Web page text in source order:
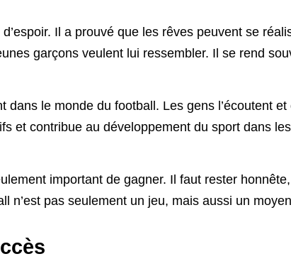
Il a prouvé que les rêves peuvent se
garçons veulent lui ressembler. Il se rend
dans le monde du football. Les gens l’écoutent
et contribue au développement du sport dans
important de gagner. Il faut rester
n’est pas seulement un jeu, mais aussi un